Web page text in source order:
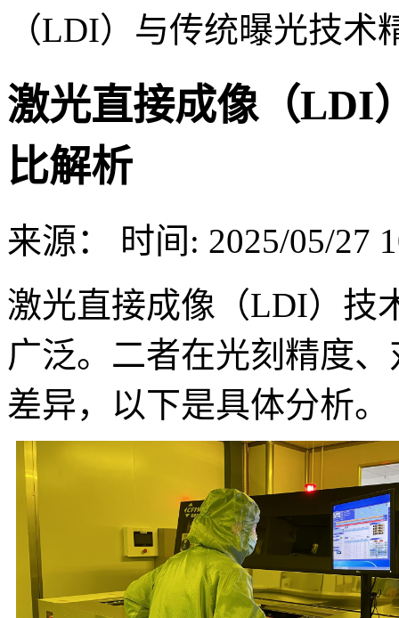
（LDI）与传统曝光技术
激光直接成像（LDI
比解析
来源：
时间: 2025/05/27
激光直接成像（LDI）技
广泛。二者在光刻精度
差异，以下是具体分析。